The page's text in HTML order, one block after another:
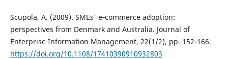
Scupola, A. (2009). SMEs' e‐commerce adoption:
perspectives from Denmark and Australia. Journal of
Enterprise Information Management, 22(1/2), pp. 152-166.
https://doi.org/10.1108/17410390910932803